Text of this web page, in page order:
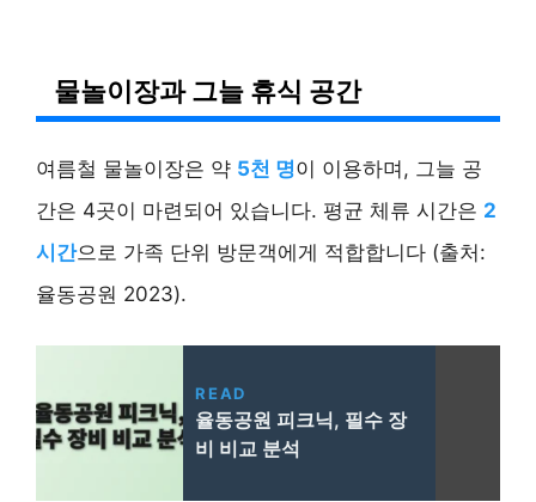
물놀이장과 그늘 휴식 공간
여름철 물놀이장은 약 5천 명이 이용하며, 그늘 공
간은 4곳이 마련되어 있습니다. 평균 체류 시간은 2
시간으로 가족 단위 방문객에게 적합합니다 (출처:
율동공원 2023).
READ
율동공원 피크닉, 필수 장
비 비교 분석